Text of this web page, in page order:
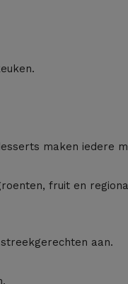
maken iedere
fruit en
aan.